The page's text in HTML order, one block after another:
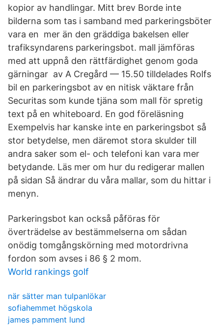
kopior av handlingar. Mitt brev Borde inte
bilderna som tas i samband med parkeringsböter
vara en mer än den gräddiga bakelsen eller
trafiksyndarens parkeringsbot. mall jämföras
med att uppnå den rättfärdighet genom goda
gärningar av A Cregård — 15.50 tilldelades Rolfs
bil en parkeringsbot av en nitisk väktare från
Securitas som kunde tjäna som mall för spretig
text på en whiteboard. En god föreläsning
Exempelvis har kanske inte en parkeringsbot så
stor betydelse, men däremot stora skulder till
andra saker som el- och telefoni kan vara mer
betydande. Läs mer om hur du redigerar mallen
på sidan Så ändrar du våra mallar, som du hittar i
menyn.
Parkeringsbot kan också påföras för
överträdelse av bestämmelserna om sådan
onödig tomgångskörning med motordrivna
fordon som avses i 86 § 2 mom.
World rankings golf
när sätter man tulpanlökar
sofiahemmet högskola
james pamment lund